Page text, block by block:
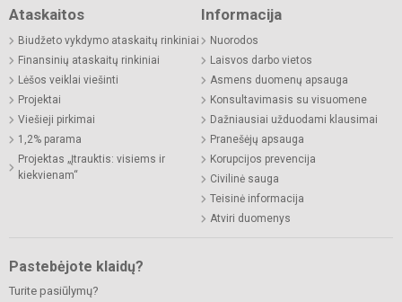
Ataskaitos
Biudžeto vykdymo ataskaitų rinkiniai
Finansinių ataskaitų rinkiniai
Lėšos veiklai viešinti
Projektai
Viešieji pirkimai
1,2% parama
Projektas „Įtrauktis: visiems ir
kiekvienam“
Informacija
Nuorodos
Laisvos darbo vietos
Asmens duomenų apsauga
Konsultavimasis su visuomene
Dažniausiai užduodami klausimai
Pranešėjų apsauga
Korupcijos prevencija
Civilinė sauga
Teisinė informacija
Atviri duomenys
Pastebėjote klaidų?
Turite pasiūlymų?